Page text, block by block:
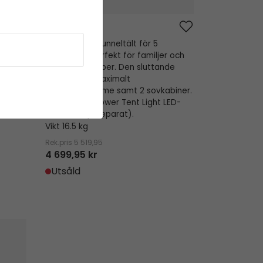
Fullt utrustat tunneltält för 5
personer – perfekt för familjer och
vänskapsgrupper. Den sluttande
fronten ger maximalt
vardagsutrymme samt 2 sovkabiner.
Klar för Twinflower Tent Light LED-
remsa (säljs separat).
Vikt 16.5 kg
Rek.pris 5 519,95
4 699,95 kr
Utsåld